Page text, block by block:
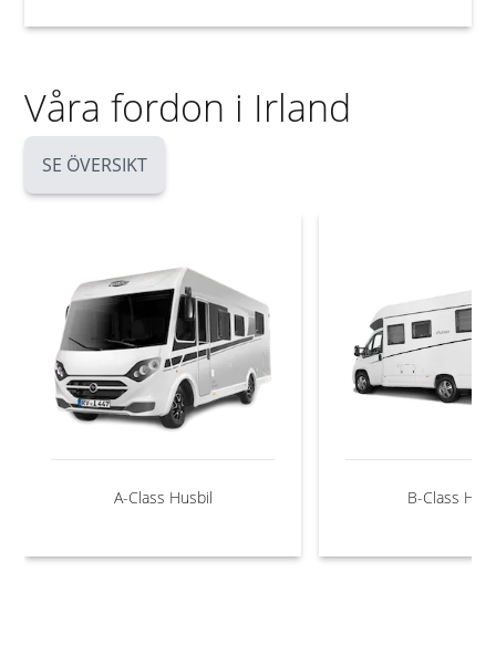
Våra fordon i Irland
SE ÖVERSIKT
A-Class Husbil B-Class